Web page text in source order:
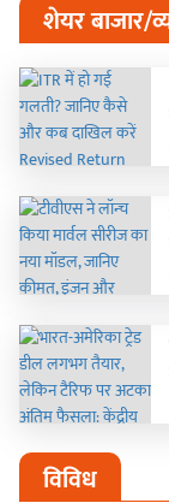
शेयर बाजार/
विविध